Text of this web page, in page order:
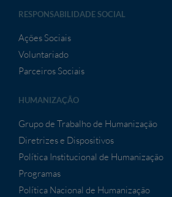
RESPONSABILIDADE SOCIAL
Ações Sociais
Voluntariado
Parceiros Sociais
HUMANIZAÇÃO
Grupo de Trabalho de Humanização
Diretrizes e Dispositivos
Política Institucional de Humanização
Programas
Política Nacional de Humanização